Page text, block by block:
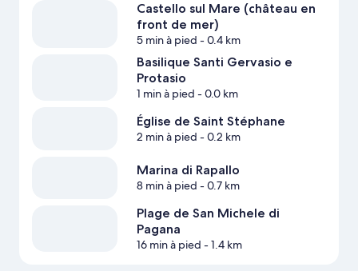
Castello sul Mare (château en
front de mer)
5 min à pied - 0.4 km
Basilique Santi Gervasio e
Protasio
1 min à pied - 0.0 km
Église de Saint Stéphane
2 min à pied - 0.2 km
Marina di Rapallo
8 min à pied - 0.7 km
Plage de San Michele di
Pagana
16 min à pied - 1.4 km